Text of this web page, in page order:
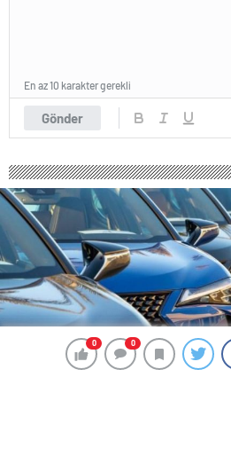
0 0
Gönder
En az 10 karakter gerekli
0 0